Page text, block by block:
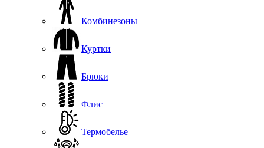
Комбинезоны
Куртки
Брюки
Флис
Термобелье